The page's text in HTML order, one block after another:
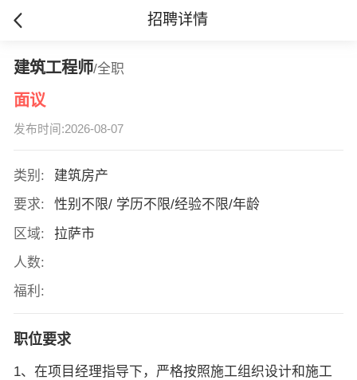
招聘详情
建筑工程师/全职
面议
发布时间:2026-08-07
类别:
建筑房产
要求:
性别不限/ 学历不限/经验不限/年龄
区域:
拉萨市
人数:
福利:
职位要求
1、在项目经理指导下，严格按照施工组织设计和施工